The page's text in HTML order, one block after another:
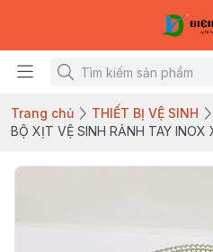
Trang chủ THIẾT BỊ VỆ SINH
BỘ XỊT VỆ SINH RẢNH TAY INOX